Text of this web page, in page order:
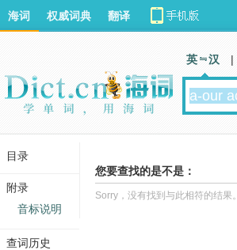
您要查找的是不是：
Sorry，没有找到与此相符的结果。
海词 权威词典 翻译
英 汉 |
目录
附录
音标说明
查词历史